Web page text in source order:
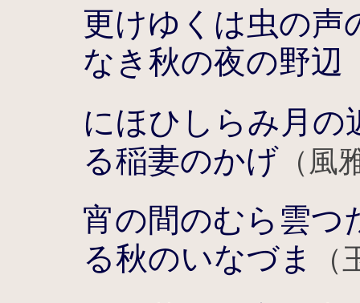
更けゆくは虫の声
なき秋の夜の野辺
にほひしらみ月の
る稲妻のかげ （風
宵の間のむら雲つ
る秋のいなづま